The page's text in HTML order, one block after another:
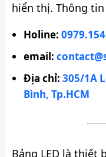
hiển thị. Thông
Holine:
email:
Địa chỉ: 305/1A
Bình, Tp.HCM
Bảng LED là thiết